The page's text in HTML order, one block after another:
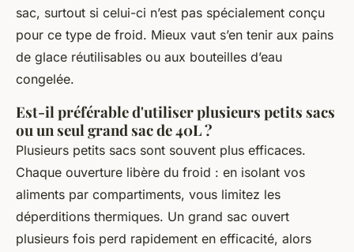
sac, surtout si celui-ci n’est pas spécialement conçu
pour ce type de froid. Mieux vaut s’en tenir aux pains
de glace réutilisables ou aux bouteilles d’eau
congelée.
Est-il préférable d'utiliser plusieurs petits sacs
ou un seul grand sac de 40L ?
Plusieurs petits sacs sont souvent plus efficaces.
Chaque ouverture libère du froid : en isolant vos
aliments par compartiments, vous limitez les
déperditions thermiques. Un grand sac ouvert
plusieurs fois perd rapidement en efficacité, alors